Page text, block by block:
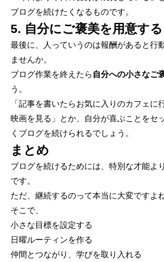
ブログを続けたくなるものです。
5. 自分にご褒美を用意する
最後に、人っていうのは報酬があると行
ませんか。
ブログ作業を終えたら 自分への小さなご
う。
「記事を書いたらお気に入りのカフェに
映画を見る」とか、自分が喜ぶことをセ
くブログを続けられるでしょう。
まとめ
ブログを続けるためには、特別な才能よ
です。
ただ、継続するのって本当に大変ですよね
そこで、
小さな目標を設定する
日曜ルーティンを作る
仲間とつながり、学びを取り入れる